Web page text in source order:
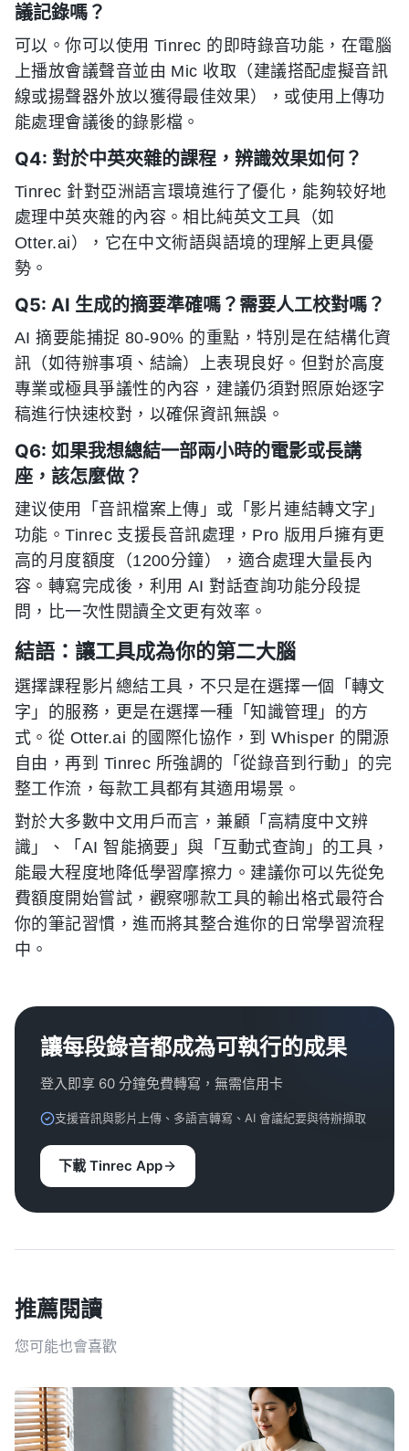
議記錄嗎？
可以。你可以使用 Tinrec 的即時錄音功能，在電腦
上播放會議聲音並由 Mic 收取（建議搭配虛擬音訊
線或揚聲器外放以獲得最佳效果），或使用上傳功
能處理會議後的錄影檔。
Q4: 對於中英夾雜的課程，辨識效果如何？
Tinrec 針對亞洲語言環境進行了優化，能夠较好地
處理中英夾雜的內容。相比純英文工具（如
Otter.ai），它在中文術語與語境的理解上更具優
勢。
Q5: AI 生成的摘要準確嗎？需要人工校對嗎？
AI 摘要能捕捉 80-90% 的重點，特別是在結構化資
訊（如待辦事項、結論）上表現良好。但對於高度
專業或極具爭議性的內容，建議仍須對照原始逐字
稿進行快速校對，以確保資訊無誤。
Q6: 如果我想總結一部兩小時的電影或長講
座，該怎麼做？
建议使用「音訊檔案上傳」或「影片連結轉文字」
功能。Tinrec 支援長音訊處理，Pro 版用戶擁有更
高的月度額度（1200分鐘），適合處理大量長內
容。轉寫完成後，利用 AI 對話查詢功能分段提
問，比一次性閱讀全文更有效率。
結語：讓工具成為你的第二大腦
選擇課程影片總結工具，不只是在選擇一個「轉文
字」的服務，更是在選擇一種「知識管理」的方
式。從 Otter.ai 的國際化協作，到 Whisper 的開源
自由，再到 Tinrec 所強調的「從錄音到行動」的完
整工作流，每款工具都有其適用場景。
對於大多數中文用戶而言，兼顧「高精度中文辨
識」、「AI 智能摘要」與「互動式查詢」的工具，
能最大程度地降低學習摩擦力。建議你可以先從免
費額度開始嘗試，觀察哪款工具的輸出格式最符合
你的筆記習慣，進而將其整合進你的日常學習流程
中。
讓每段錄音都成為可執行的成果
登入即享 60 分鐘免費轉寫，無需信用卡
支援音訊與影片上傳、多語言轉寫、AI 會議紀要與待辦擷取
下載 Tinrec App
推薦閱讀
您可能也會喜歡